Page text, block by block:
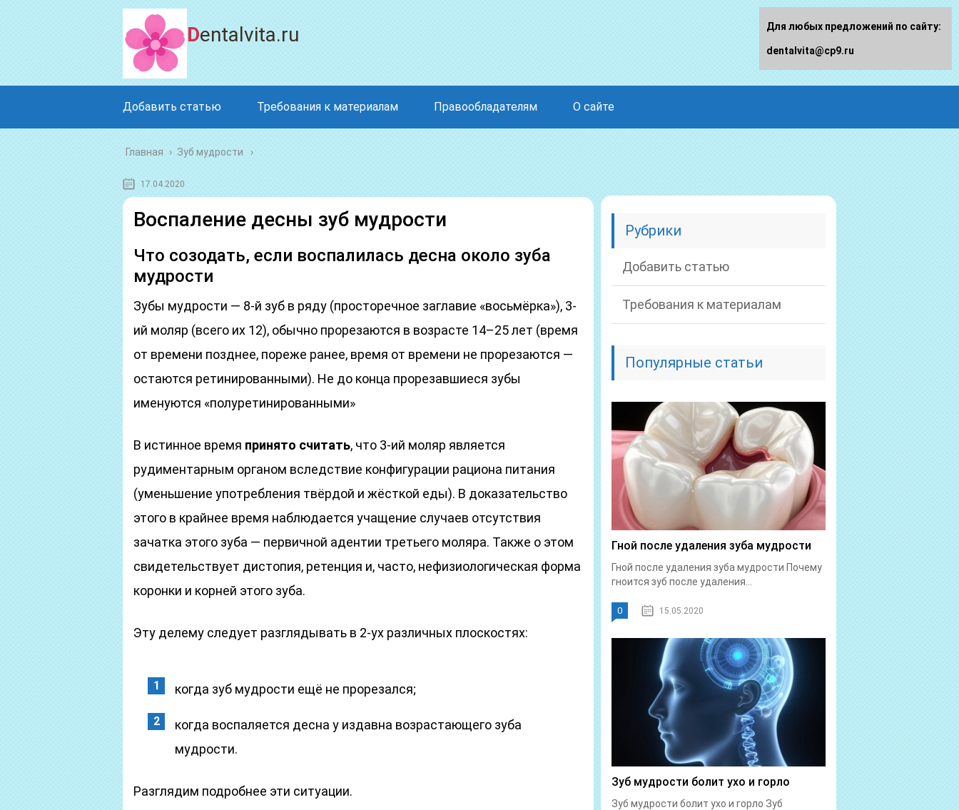
Dentalvita.ru
Добавить статью Требования к материалам Правообладателям О сайте
Главная › Зуб мудрости
17.04.2020
Воспаление десны зуб мудрости
Что созодать, если воспалилась десна около зуба
мудрости
Зубы мудрости — 8-й зуб в ряду (просторечное заглавие «восьмёрка»), 3-
ий моляр (всего их 12), обычно прорезаются в возрасте 14–25 лет (время
от времени позднее, пореже ранее, время от времени не прорезаются —
остаются ретинированными). Не до конца прорезавшиеся зубы
именуются «полуретинированными»
В истинное время принято считать, что 3-ий моляр является
рудиментарным органом вследствие конфигурации рациона питания
(уменьшение употребления твёрдой и жёсткой еды). В доказательство
этого в крайнее время наблюдается учащение случаев отсутствия
зачатка этого зуба — первичной адентии третьего моляра. Также о этом
свидетельствует дистопия, ретенция и, часто, нефизиологическая форма
коронки и корней этого зуба.
Эту делему следует разглядывать в 2-ух различных плоскостях:
когда зуб мудрости ещё не прорезался;
когда воспаляется десна у издавна возрастающего зуба
мудрости.
Разглядим подробнее эти ситуации.
Рубрики
Добавить статью
Требования к материалам
Популярные статьи
Гной после удаления зуба мудрости
Гной после удаления зуба мудрости Почему
гноится зуб после удаления...
0 15.05.2020
Зуб мудрости болит ухо и горло
Зуб мудрости болит ухо и горло Зуб
Для любых предложений по сайту:
dentalvita@cp9.ru